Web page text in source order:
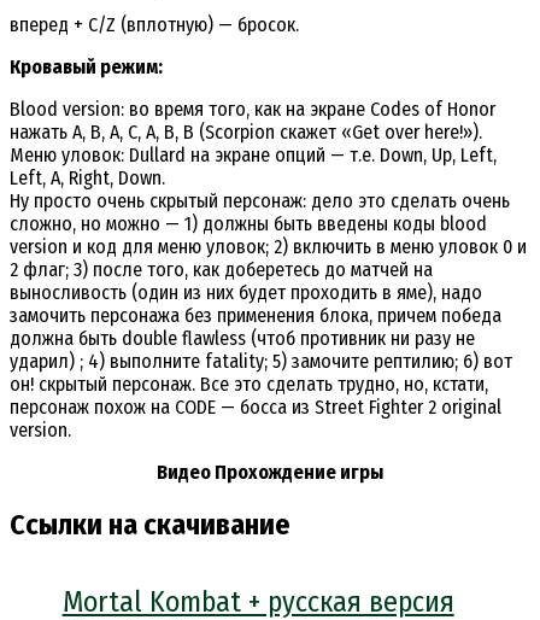
вперед + С/Z (вплотную) — бросок.
Кровавый режим:
Blood version: во время того, как на экране Codes of Honor
нажать A, B, A, C, A, B, B (Scorpion скажет «Get over here!»).
Меню уловок: Dullard на экране опций — т.е. Down, Up, Left,
Left, A, Right, Down.
Ну просто очень скрытый персонаж: дело это сделать очень
сложно, но можно — 1) должны быть введены коды blood
version и код для меню уловок; 2) включить в меню уловок 0 и
2 флаг; 3) после того, как доберетесь до матчей на
выносливость (один из них будет проходить в яме), надо
замочить персонажа без применения блока, причем победа
должна быть double flawless (чтоб противник ни разу не
ударил) ; 4) выполните fatality; 5) замочите рептилию; 6) вот
он! скрытый персонаж. Все это сделать трудно, но, кстати,
персонаж похож на CODE — босса из Street Fighter 2 original
version.
Видео Прохождение игры
Ссылки на скачивание
Mortal Kombat + русская версия